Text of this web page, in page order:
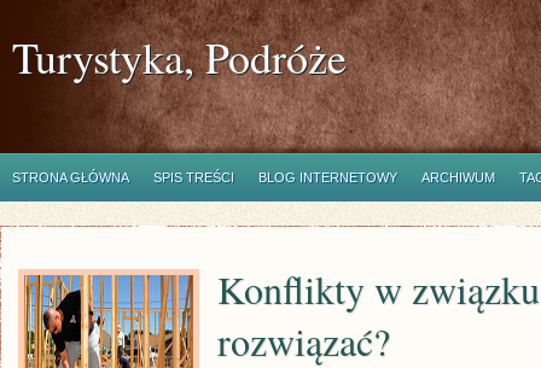
Turystyka, Podróże
STRONA GŁÓWNA SPIS TREŚCI BLOG INTERNETOWY ARCHIWUM
Konflikty w
rozwiązać?